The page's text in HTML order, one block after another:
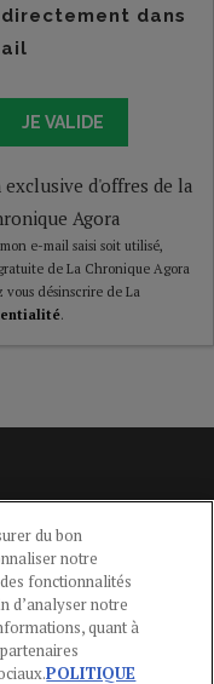
dans
JE VALIDE
d'offres de la
Agora
e-mail saisi soit utilisé,
de La Chronique Agora
désinscrire de La
.
DES COOKIES
AIDE
du bon
notre
fonctionnalités
d’analyser notre
quant à
POLITIQUE